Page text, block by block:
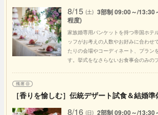
8/15 (土) 3部制 09:00～/13:30
程度)
家族婚専用バンケットを持つ帝国ホテ
ッフがお考えの人数やお好みに合わせ
たりの会場やコーディネート、プラン
す。挙式をなさらないお食事会のみの
［香りを愉しむ］伝統デザート試食＆結婚
8/16 (日) 2部制 09:00～/13:30